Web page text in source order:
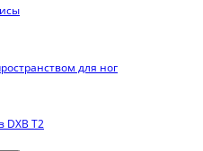
для ног
DXB T2